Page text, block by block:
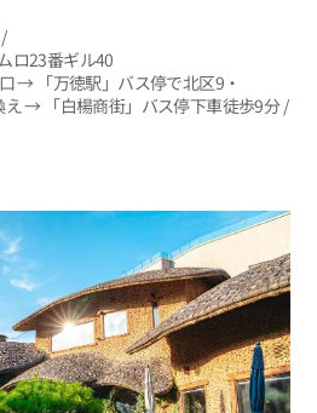
ロ23番ギル40
→ 「万徳駅」バス停で北区9・
→ 「白楊商街」バス停下車徒歩9分 /